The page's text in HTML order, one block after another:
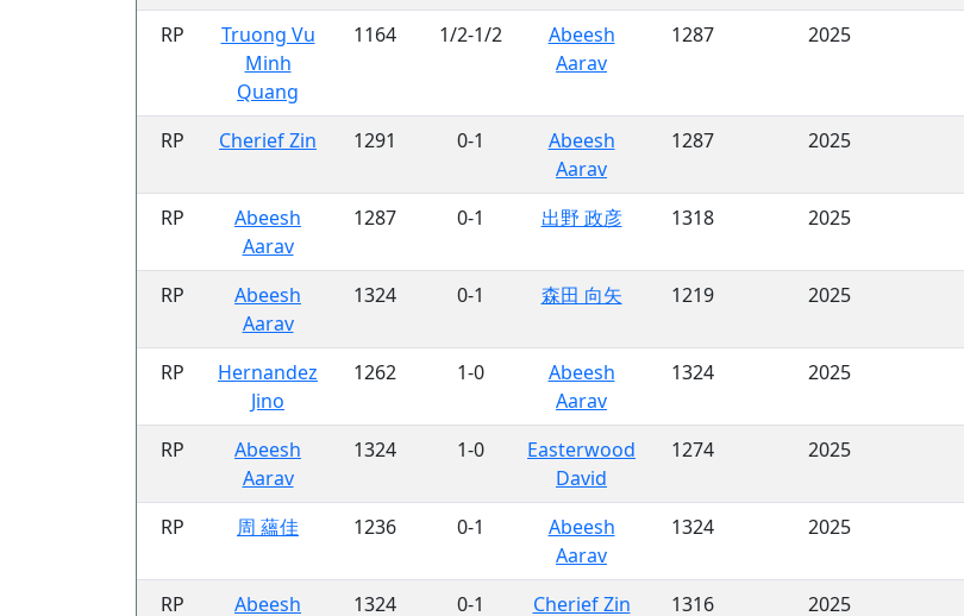
RP
Truong Vu
Minh
Quang
1164 1/2-1/2
Abeesh
Aarav
1287 2025
RP Cherief Zin 1291 0-1
Abeesh
Aarav
1287 2025
RP
Abeesh
Aarav
1287 0-1 出野 政彦 1318 2025
RP
Abeesh
Aarav
1324 0-1 森田 向矢 1219 2025
RP
Hernandez
Jino
1262 1-0
Abeesh
Aarav
1324 2025
RP
Abeesh
Aarav
1324 1-0
Easterwood
David
1274 2025
RP 周 蘊佳 1236 0-1
Abeesh
Aarav
1324 2025
RP
Abeesh
1324 0-1 Cherief Zin 1316 2025